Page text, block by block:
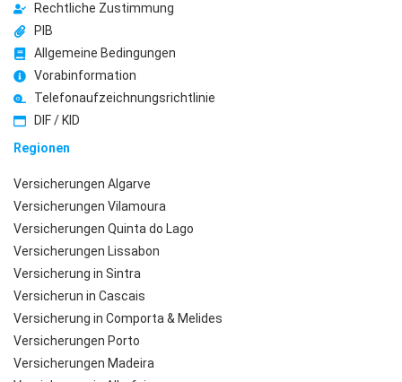
Rechtliche Zustimmung
PIB
Allgemeine Bedingungen
Vorabinformation
Telefonaufzeichnungsrichtlinie
DIF / KID
Regionen
Versicherungen Algarve
Versicherungen Vilamoura
Versicherungen Quinta do Lago
Versicherungen Lissabon
Versicherung in Sintra
Versicherun in Cascais
Versicherung in Comporta & Melides
Versicherungen Porto
Versicherungen Madeira